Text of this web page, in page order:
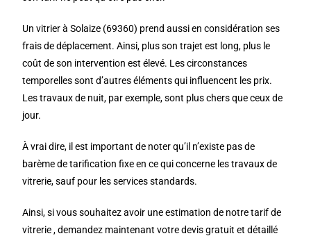
Un vitrier à Solaize (69360) prend aussi en considération ses
frais de déplacement. Ainsi, plus son trajet est long, plus le
coût de son intervention est élevé. Les circonstances
temporelles sont d’autres éléments qui influencent les prix.
Les travaux de nuit, par exemple, sont plus chers que ceux de
jour.
À vrai dire, il est important de noter qu’il n’existe pas de
barème de tarification fixe en ce qui concerne les travaux de
vitrerie, sauf pour les services standards.
Ainsi, si vous souhaitez avoir une estimation de notre tarif de
vitrerie , demandez maintenant votre devis gratuit et détaillé